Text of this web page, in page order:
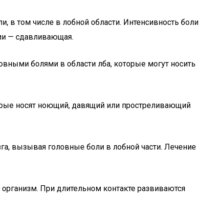
в том числе в лобной области. Интенсивность боли
— сдавливающая.
болями в области лба, которые могут носить
носят ноющий, давящий или простреливающий
вызывая головные боли в лобной части. Лечение
При длительном контакте развиваются